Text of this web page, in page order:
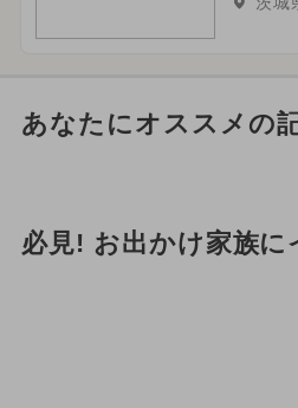
あなたにオススメの
必見! お出かけ家族に